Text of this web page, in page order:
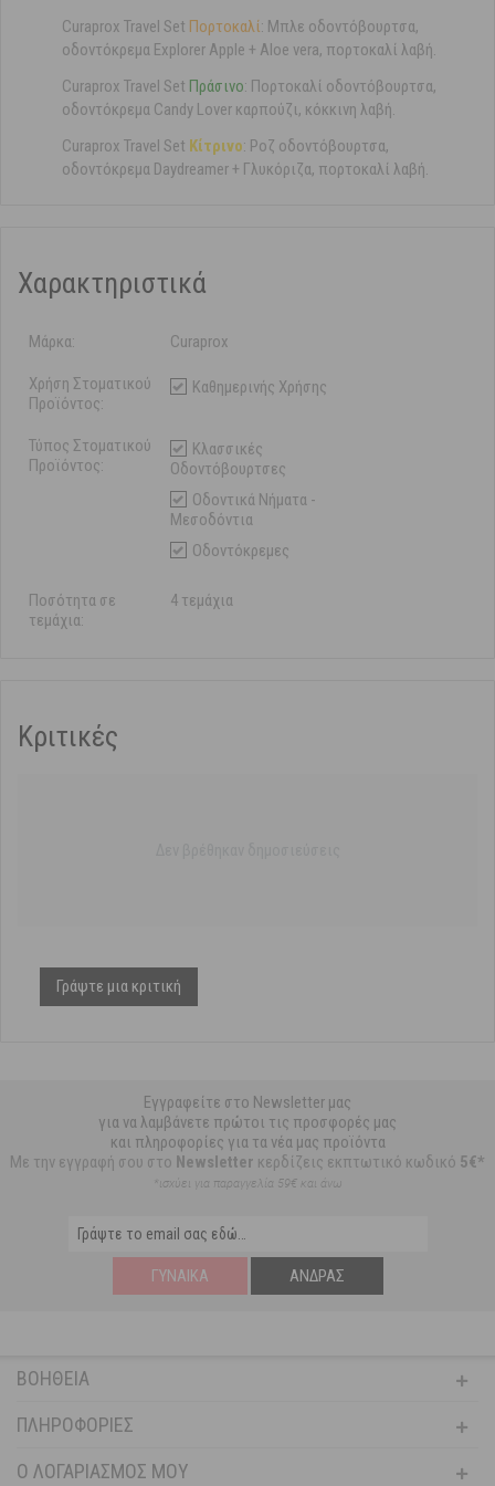
Curaprox Travel Set Πορτοκαλί: Μπλε οδοντόβουρτσα,
οδοντόκρεμα Explorer Apple + Aloe vera, πορτοκαλί λαβή.
Curaprox Travel Set Πράσινο: Πορτοκαλί οδοντόβουρτσα,
οδοντόκρεμα Candy Lover καρπούζι, κόκκινη λαβή.
Curaprox Travel Set Κίτρινο: Ροζ οδοντόβουρτσα,
οδοντόκρεμα Daydreamer + Γλυκόριζα, πορτοκαλί λαβή.
Χαρακτηριστικά
Μάρκα: Curaprox
Χρήση Στοματικού
Προϊόντος:
Καθημερινής Χρήσης
Τύπος Στοματικού
Προϊόντος:
Κλασσικές
Οδοντόβουρτσες
Οδοντικά Νήματα -
Μεσοδόντια
Οδοντόκρεμες
Ποσότητα σε
τεμάχια:
4 τεμάχια
Κριτικές
Γράψτε μια κριτική
Εγγραφείτε στο Newsletter μας
για να λαμβάνετε πρώτοι τις προσφορές μας
και πληροφορίες για τα νέα μας προϊόντα
Με την εγγραφή σου στο Newsletter κερδίζεις εκπτωτικό κωδικό 5€*
*ισχύει για παραγγελία 59€ και άνω
ΓΥΝΑΊΚΑ ΆΝΔΡΑΣ
ΒΟΉΘΕΙΑ
ΠΛΗΡΟΦΟΡΊΕΣ
Ο ΛΟΓΑΡΙΑΣΜΌΣ ΜΟΥ